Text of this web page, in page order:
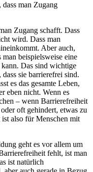
man Zugang
Zugang schafft. Dass
wird. Dass man
Aber auch,
beispielsweise eine
Das sind wichtige
sie barrierefrei sind.
es das gesamte Leben,
eben nicht. Wenn es
– wenn Barrierefreiheit
oft gehindert, etwas zu
also für Menschen mit
geht es vor allem um
fehlt, ist man
ist natürlich